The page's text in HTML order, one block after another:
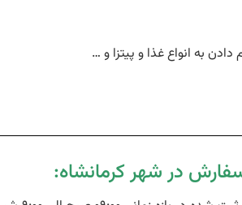
به انواع غذا و پیتزا و …
در شهر کرمانشاه: